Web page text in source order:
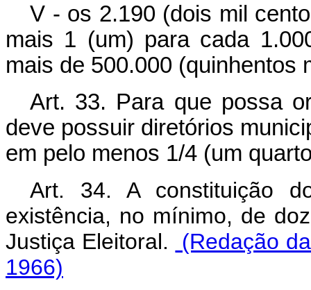
V - os 2.190 (dois mil
mais 1 (um) para cada
mais de 500.000 (quinhentos
Art. 33. Para que possa
deve possuir diretórios
em pelo menos 1/4 (um
Art. 34. A constituição
existência, no mínimo, de
Justiça Eleitoral.
(Redação
1966)